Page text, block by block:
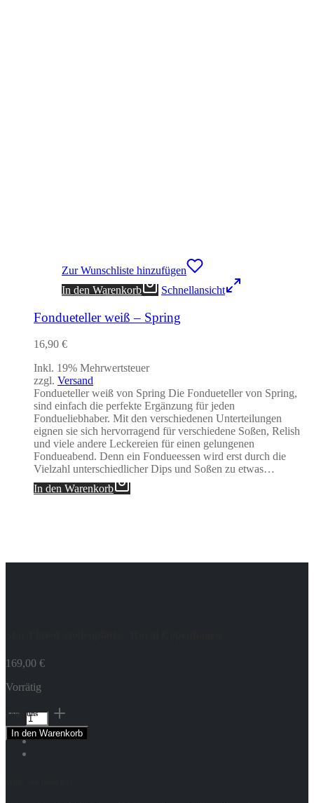
Zur Wunschliste hinzufügen
In den Warenkorb
Schnellansicht
Fondueteller weiß – Spring
16,90 €
Inkl. 19% Mehrwertsteuer
zzgl. Versand
Fondueteller weiß von Spring Die Fondueteller von Spring,
sind einfach die perfekte Ergänzung für jeden
Fondueliebhaber. Mit den verschiedenen Unterteilungen
eignen sie sich hervorragend für verschiedene Soßen, Relish
und viele andere Leckereien für einen gelungenen
Fondueabend. Denn ein Fondueessen wird erst durch die
Vielzahl unterschiedlicher Dips und Soßen zu etwas…
In den Warenkorb
169,00 €
Vorrätig
Star
Fluted
Stollenplatte
In den Warenkorb
Folge uns